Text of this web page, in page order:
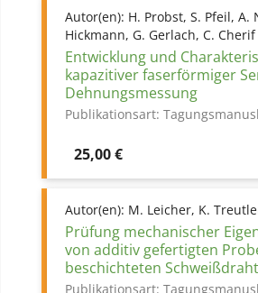
Autor(en): H. Probst, S. Pfeil, A.
Hickmann, G. Gerlach, C. Cherif
Entwicklung und
kapazitiver faserförmiger
Dehnungsmessung
Publikationsart:
Preis
25,00 €
Autor(en): M. Leicher, K.
Prüfung mechanischer
von additiv gefertigten
beschichteten
Publikationsart: